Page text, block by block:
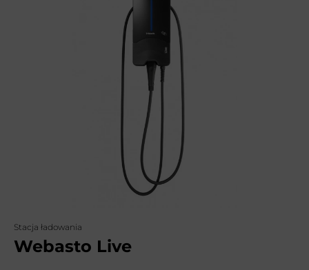
Stacja ładowania
Webasto Live